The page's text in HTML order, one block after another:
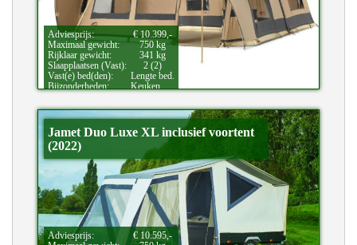
Adviesprijs:
€ 10.399,-
Maximaal gewicht:
750 kg
Rijklaar gewicht:
341 kg
Slaapplaatsen (Vast):
2 (2)
Vast(e) bed(den):
Lengte bed.
Bijzonderheden:
Keuken
Jamet Duo Luxe XL inclusief voortent
(2022)
Adviesprijs:
€ 10.595,-